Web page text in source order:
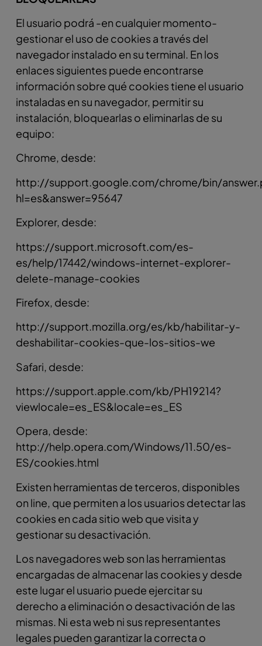
El usuario podrá -en cualquier momento-
gestionar el uso de cookies a través del
navegador instalado en su terminal. En los
enlaces siguientes puede encontrarse
información sobre qué cookies tiene el usuario
instaladas en su navegador, permitir su
instalación, bloquearlas o eliminarlas de su
equipo:
Chrome, desde:
http://support.google.com/chrome/bin/
hl=es&answer=95647
Explorer, desde:
https://support.microsoft.com/es-
es/help/17442/windows-internet-explorer-
delete-manage-cookies
Firefox, desde:
http://support.mozilla.org/es/kb/habilitar-y-
deshabilitar-cookies-que-los-sitios-we
Safari, desde:
https://support.apple.com/kb/PH19214?
viewlocale=es_ES&locale=es_ES
Opera, desde:
http://help.opera.com/Windows/11.50/es-
ES/cookies.html
Existen herramientas de terceros, disponibles
on line, que permiten a los usuarios detectar las
cookies en cada sitio web que visita y
gestionar su desactivación.
Los navegadores web son las herramientas
encargadas de almacenar las cookies y desde
este lugar el usuario puede ejercitar su
derecho a eliminación o desactivación de las
mismas. Ni esta web ni sus representantes
legales pueden garantizar la correcta o